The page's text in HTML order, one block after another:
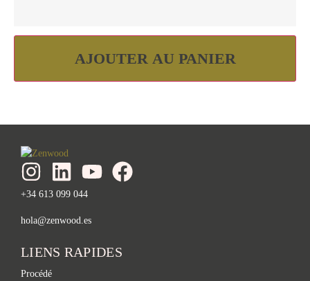
AJOUTER AU PANIER
+34 613 099 044
hola@zenwood.es
LIENS RAPIDES
Procédé